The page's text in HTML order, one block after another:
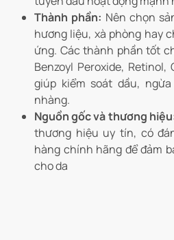
Thành phần: Nên chọn
hương liệu, xà phòng hay
ứng. Các thành phần tốt
Benzoyl Peroxide,
giúp kiểm soát dầu,
nhàng.
Nguồn gốc và thương
thương hiệu uy tín, có
hàng chính hãng để đảm
cho da